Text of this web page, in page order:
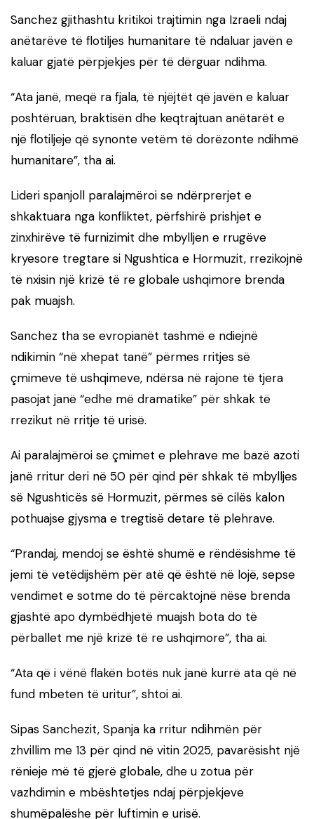
Sanchez gjithashtu kritikoi trajtimin nga Izraeli ndaj
anëtarëve të flotiljes humanitare të ndaluar javën e
kaluar gjatë përpjekjes për të dërguar ndihma.
“Ata janë, meqë ra fjala, të njëjtët që javën e kaluar
poshtëruan, braktisën dhe keqtrajtuan anëtarët e
një flotiljeje që synonte vetëm të dorëzonte ndihmë
humanitare”, tha ai.
Lideri spanjoll paralajmëroi se ndërprerjet e
shkaktuara nga konfliktet, përfshirë prishjet e
zinxhirëve të furnizimit dhe mbylljen e rrugëve
kryesore tregtare si Ngushtica e Hormuzit, rrezikojnë
të nxisin një krizë të re globale ushqimore brenda
pak muajsh.
Sanchez tha se evropianët tashmë e ndiejnë
ndikimin “në xhepat tanë” përmes rritjes së
çmimeve të ushqimeve, ndërsa në rajone të tjera
pasojat janë “edhe më dramatike” për shkak të
rrezikut në rritje të urisë.
Ai paralajmëroi se çmimet e plehrave me bazë azoti
janë rritur deri në 50 për qind për shkak të mbylljes
së Ngushticës së Hormuzit, përmes së cilës kalon
pothuajse gjysma e tregtisë detare të plehrave.
“Prandaj, mendoj se është shumë e rëndësishme të
jemi të vetëdijshëm për atë që është në lojë, sepse
vendimet e sotme do të përcaktojnë nëse brenda
gjashtë apo dymbëdhjetë muajsh bota do të
përballet me një krizë të re ushqimore”, tha ai.
“Ata që i vënë flakën botës nuk janë kurrë ata që në
fund mbeten të uritur”, shtoi ai.
Sipas Sanchezit, Spanja ka rritur ndihmën për
zhvillim me 13 për qind në vitin 2025, pavarësisht një
rënieje më të gjerë globale, dhe u zotua për
vazhdimin e mbështetjes ndaj përpjekjeve
shumëpalëshe për luftimin e urisë.